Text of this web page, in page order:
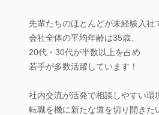
先輩たちのほとんどが未経験入社
会社全体の平均年齢は35歳、
20代・30代が半数以上を占め
若手が多数活躍しています！
社内交流が活発で相談しやすい環
転職を機に新たな道を切り開きた